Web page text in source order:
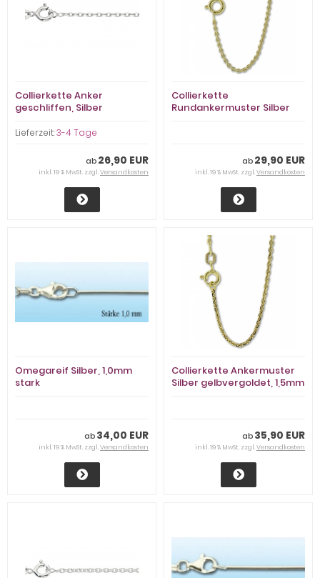
Collierkette Anker
geschliffen, Silber
Lieferzeit:3-4 Tage
ab 26,90 EUR
inkl. 19 % MwSt. zzgl.Versandkosten
Collierkette
Rundankermuster Silber
ab 29,90 EUR
inkl. 19 % MwSt. zzgl.Versandkosten
Omegareif Silber, 1,0mm
stark
ab 34,00 EUR
inkl. 19 % MwSt. zzgl.Versandkosten
Collierkette Ankermuster
Silber gelbvergoldet, 1,5mm
ab 35,90 EUR
inkl. 19 % MwSt. zzgl.Versandkosten